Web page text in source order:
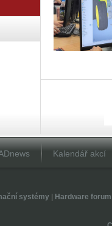
Kalendář akcí
systémy| Hardware forum